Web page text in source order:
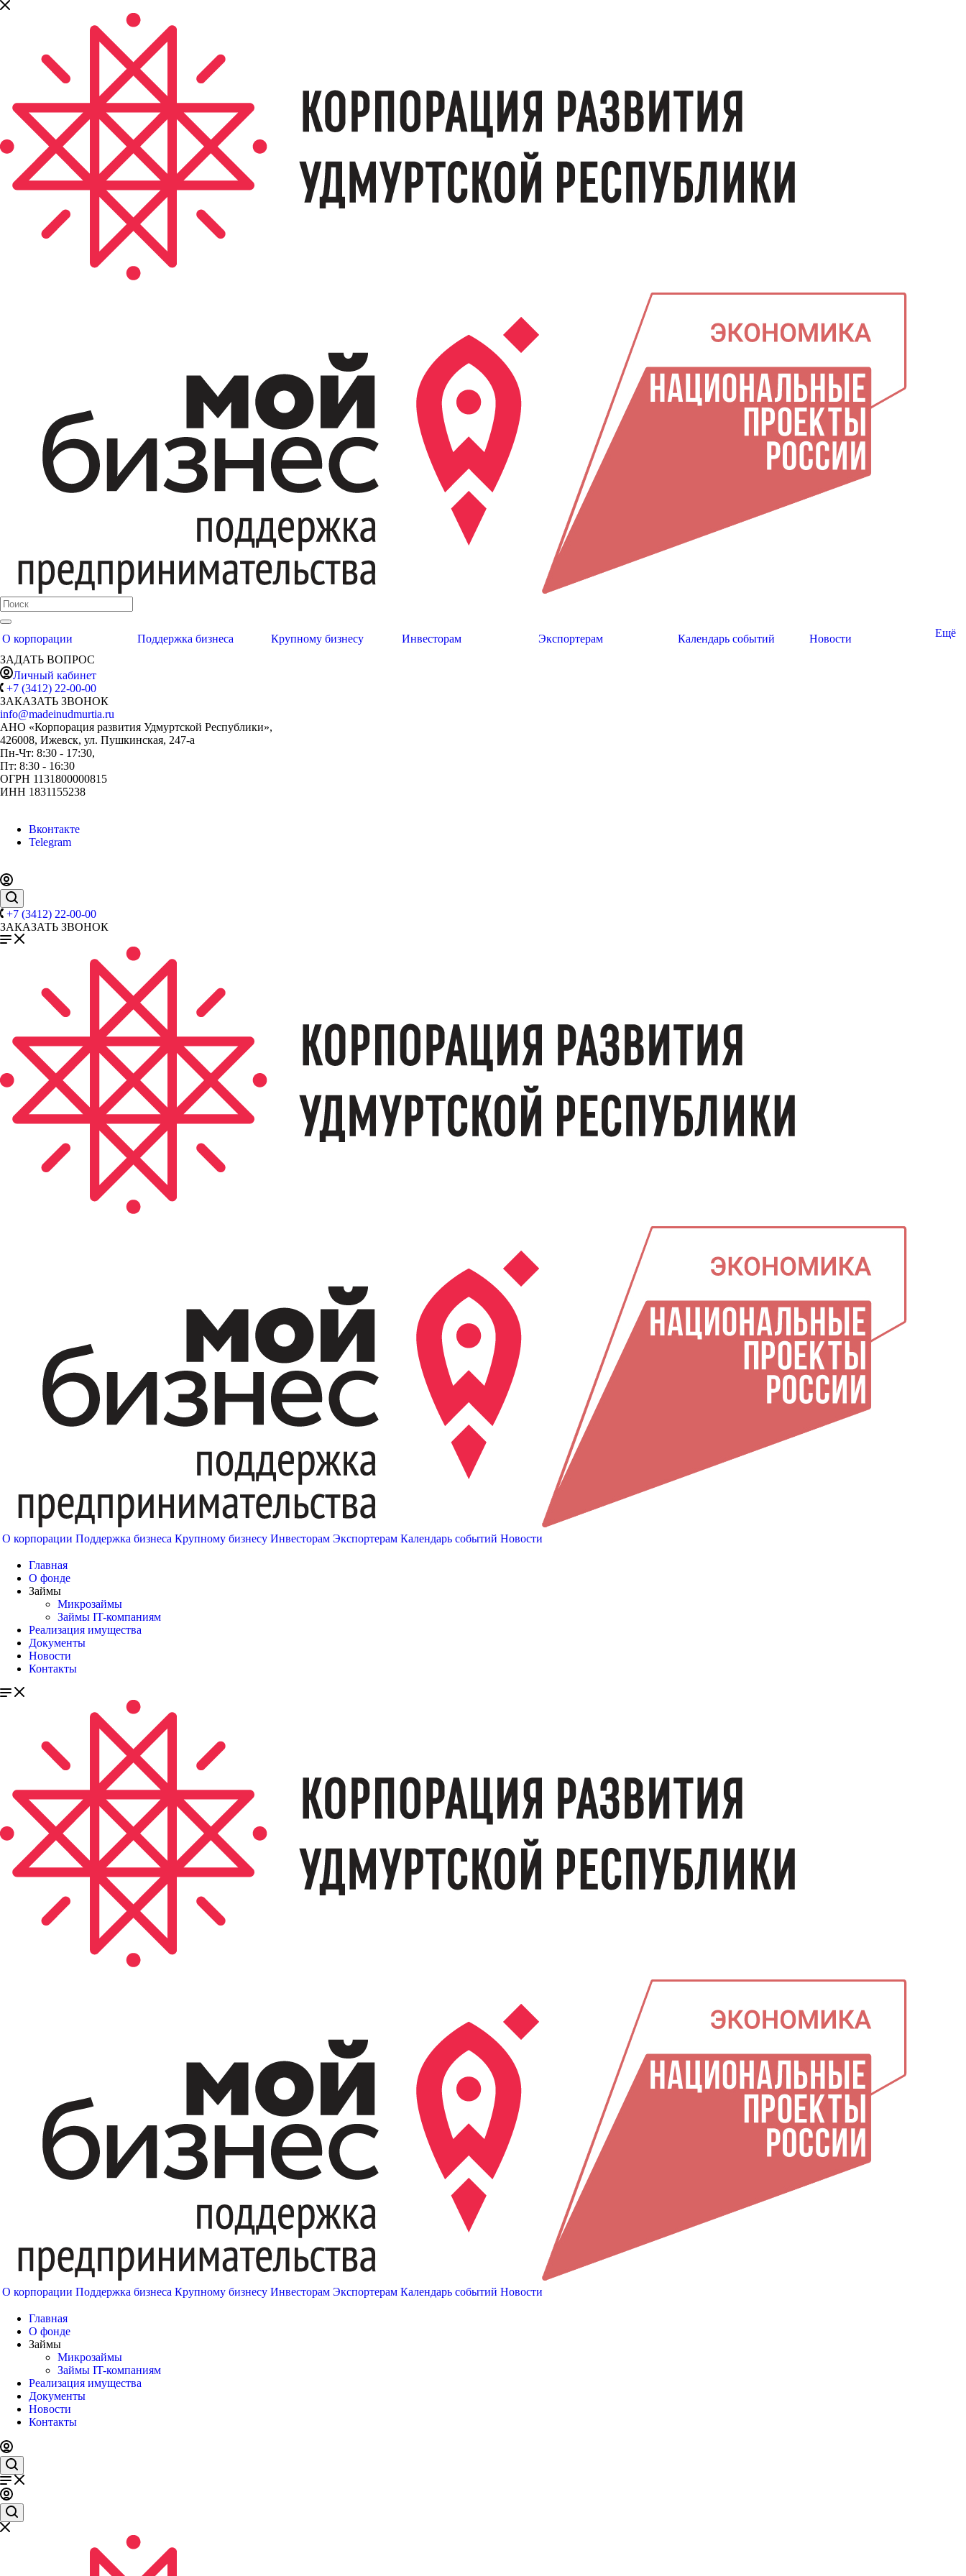
О корпорации Поддержка бизнеса Крупному бизнесу Инвесторам Экспортерам Календарь событий Новости Ещё
ЗАДАТЬ ВОПРОС
Личный кабинет
+7 (3412) 22-00-00
ЗАКАЗАТЬ ЗВОНОК
info@madeinudmurtia.ru
АНО «Корпорация развития Удмуртской Республики»,
426008, Ижевск, ул. Пушкинская, 247-а
Пн-Чт: 8:30 - 17:30,
Пт: 8:30 - 16:30
ОГРН 1131800000815
ИНН 1831155238
Вконтакте
Telegram
+7 (3412) 22-00-00
ЗАКАЗАТЬ ЗВОНОК
О корпорации Поддержка бизнеса Крупному бизнесу Инвесторам Экспортерам Календарь событий Новости
Главная
О фонде
Займы
Микрозаймы
Займы IT-компаниям
Реализация имущества
Документы
Новости
Контакты
О корпорации Поддержка бизнеса Крупному бизнесу Инвесторам Экспортерам Календарь событий Новости
Главная
О фонде
Займы
Микрозаймы
Займы IT-компаниям
Реализация имущества
Документы
Новости
Контакты